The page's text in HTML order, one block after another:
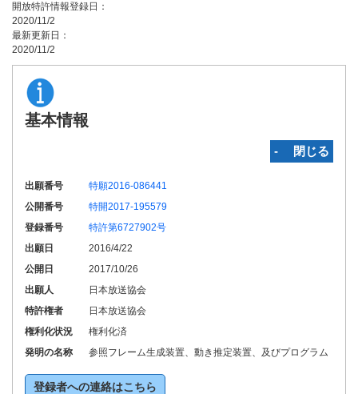
開放特許情報登録日：
2020/11/2
最新更新日：
2020/11/2
基本情報
‐ 閉じる
出願番号
特願2016-086441
公開番号
特開2017-195579
登録番号
特許第6727902号
出願日
2016/4/22
公開日
2017/10/26
出願人
日本放送協会
特許権者
日本放送協会
権利化状況
権利化済
発明の名称
参照フレーム生成装置、動き推定装置、及びプログラム
登録者への連絡はこちら